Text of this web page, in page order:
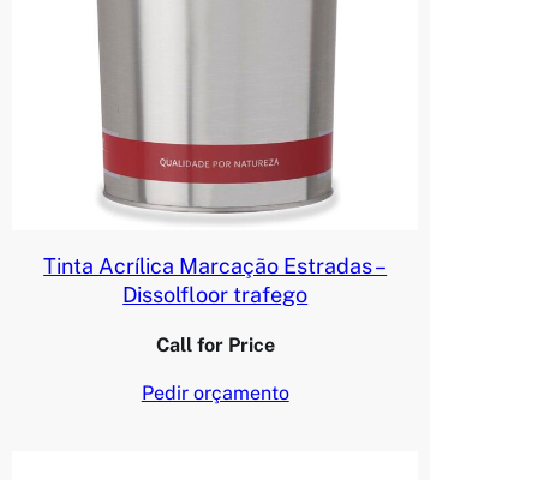
Tinta Acrílica Marcação Estradas –
Dissolfloor trafego
Call for Price
Pedir orçamento